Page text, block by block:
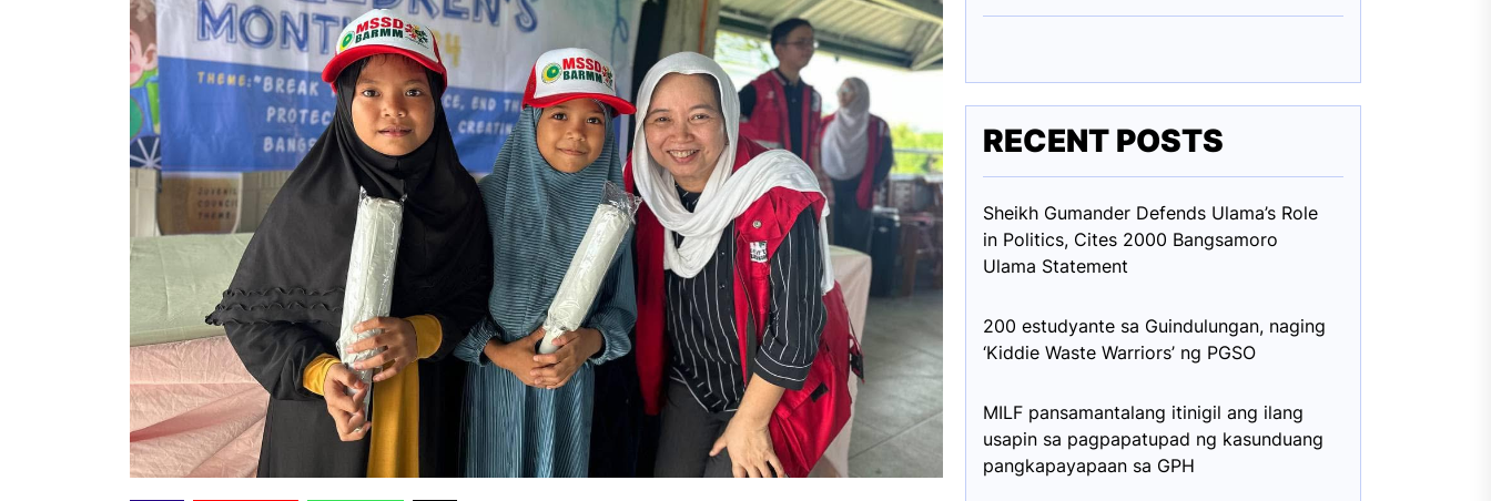
RECENT POSTS
Sheikh Gumander Defends Ulama’s Role
in Politics, Cites 2000 Bangsamoro
Ulama Statement
200 estudyante sa Guindulungan, naging
‘Kiddie Waste Warriors’ ng PGSO
MILF pansamantalang itinigil ang ilang
usapin sa pagpapatupad ng kasunduang
pangkapayapaan sa GPH